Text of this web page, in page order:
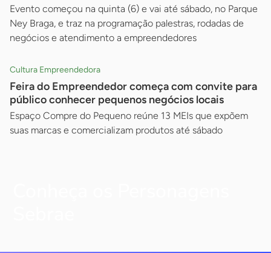
Evento começou na quinta (6) e vai até sábado, no Parque
Ney Braga, e traz na programação palestras, rodadas de
negócios e atendimento a empreendedores
Cultura Empreendedora
Feira do Empreendedor começa com convite para
público conhecer pequenos negócios locais
Espaço Compre do Pequeno reúne 13 MEIs que expõem
suas marcas e comercializam produtos até sábado